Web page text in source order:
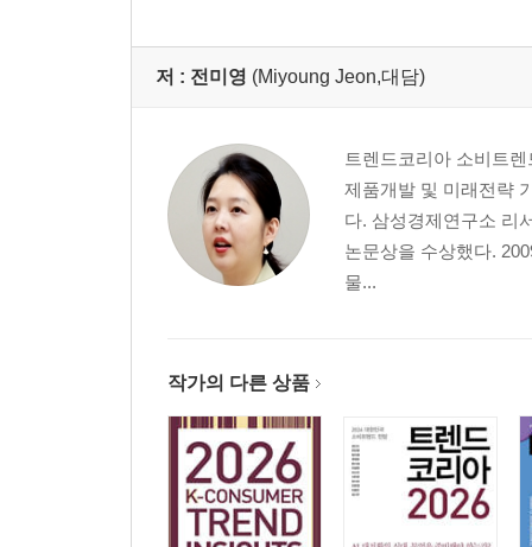
저 : 전미영 (Miyoung Jeon,대담)
트렌드코리아 소비트
제품개발 및 미래전략
다. 삼성경제연구소 리
논문상을 수상했다.
물...
작가의 다른 상품